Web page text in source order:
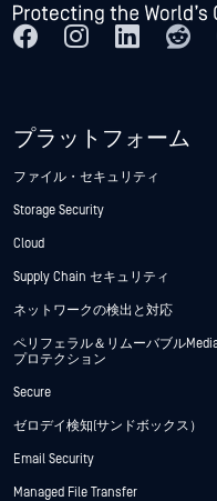
プラットフォーム
ファイル・セキュリティ
Storage Security
Cloud
Supply Chain セキュリティ
ネットワークの検出と対応
ペリフェラル＆リムーバブル
プロテクション
Secure
ゼロデイ検知(サンドボックス）
Email Security
Managed File Transfer